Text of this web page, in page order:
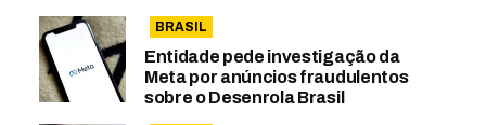
BRASIL
Entidade pede investigação da
Meta por anúncios fraudulentos
sobre o Desenrola Brasil